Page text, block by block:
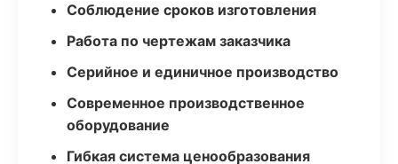
Соблюдение сроков изготовления
Работа по чертежам заказчика
Серийное и единичное производство
Современное производственное
оборудование
Гибкая система ценообразования